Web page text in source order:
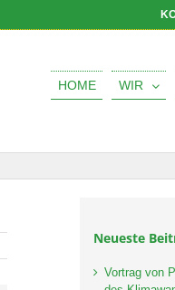
HOME WIR
Neueste
Vortrag von